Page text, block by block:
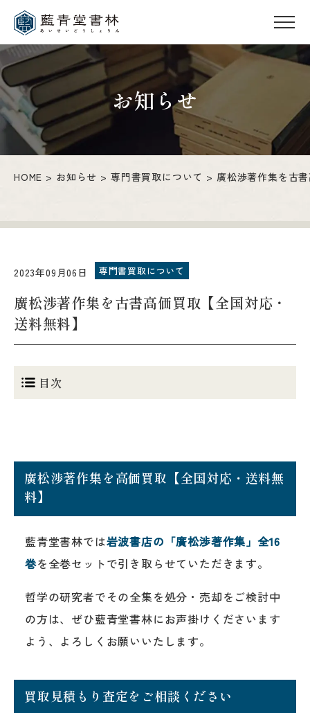
お知らせ
HOME お知らせ 専門書買取について 廣松渉著作集を古
2023年09月06日 専門書買取について
廣松渉著作集を古書高価買取【全国対応・
送料無料】
目次
廣松渉著作集を高価買取【全国対応・送料無
料】
藍青堂書林では岩波書店の「廣松渉著作集」全16
巻を全巻セットで引き取らせていただきます。
哲学の研究者でその全集を処分・売却をご検討中
の方は、ぜひ藍青堂書林にお声掛けくださいます
よう、よろしくお願いいたします。
買取見積もり査定をご相談ください